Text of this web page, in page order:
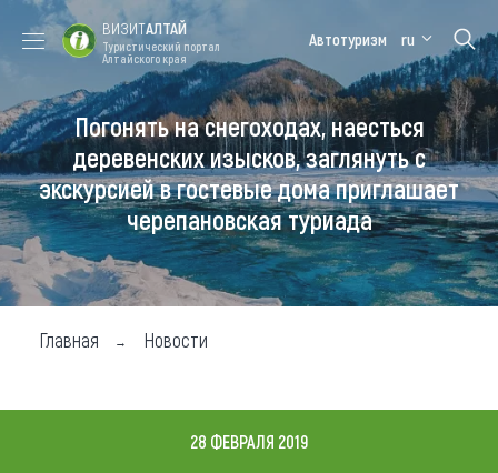
Форум VISIT
ALTAI
Цветение
маральника
Медицинский
форум
Алтайская
зимовка
Туры
Где побывать
Чем заняться
Где остановиться
ВИЗИТАЛТАЙ
Туристический портал
Алтайского края
Автотуризм ru
Погонять на снегоходах, наесться
деревенских изысков, заглянуть с
экскурсией в гостевые дома приглашает
черепановская туриада
Главная Новости
28 ФЕВРАЛЯ 2019